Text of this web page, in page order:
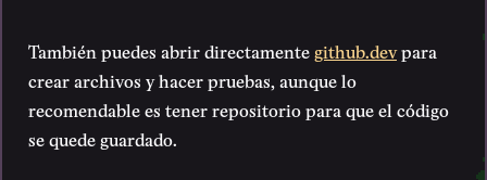
También puedes abrir directamente github.devpara
crear archivos y hacer pruebas, aunque lo
recomendable es tener repositorio para que el código
se quede guardado.